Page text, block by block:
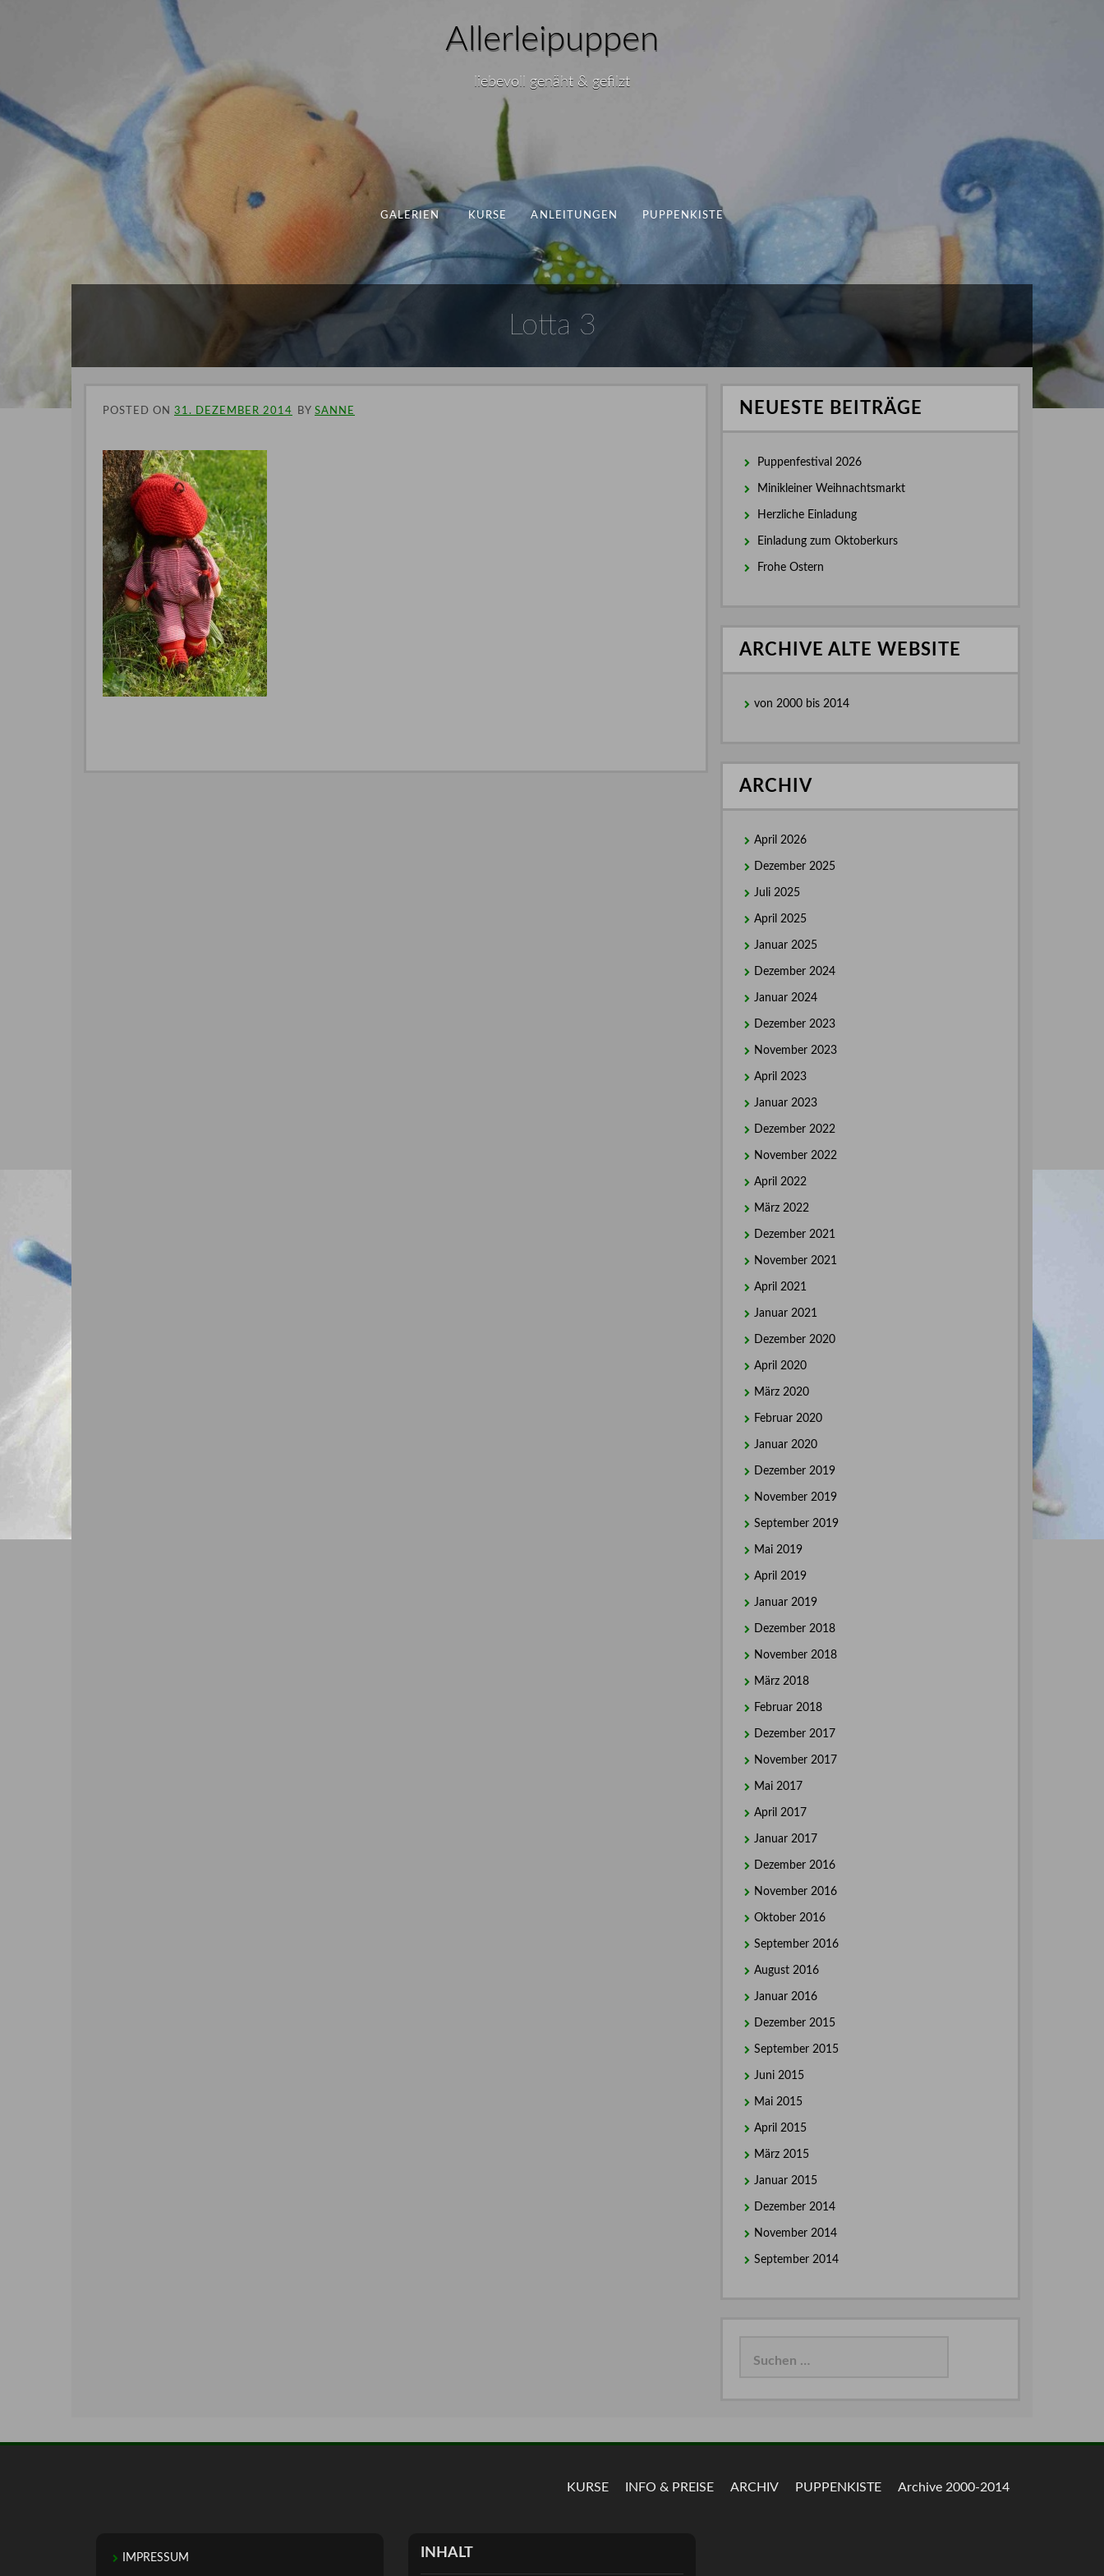
Allerleipuppen
liebevoll genäht & gefilzt
GALERIEN KURSE ANLEITUNGEN PUPPENKISTE
Lotta 3
POSTED ON 31. DEZEMBER 2014 BY SANNE NEUESTE BEITRÄGE
Puppenfestival 2026
Minikleiner Weihnachtsmarkt
Herzliche Einladung
Einladung zum Oktoberkurs
Frohe Ostern
ARCHIVE ALTE WEBSITE
von 2000 bis 2014
ARCHIV
April 2026
Dezember 2025
Juli 2025
April 2025
Januar 2025
Dezember 2024
Januar 2024
Dezember 2023
November 2023
April 2023
Januar 2023
Dezember 2022
November 2022
April 2022
März 2022
Dezember 2021
November 2021
April 2021
Januar 2021
Dezember 2020
April 2020
März 2020
Februar 2020
Januar 2020
Dezember 2019
November 2019
September 2019
Mai 2019
April 2019
Januar 2019
Dezember 2018
November 2018
März 2018
Februar 2018
Dezember 2017
November 2017
Mai 2017
April 2017
Januar 2017
Dezember 2016
November 2016
Oktober 2016
September 2016
August 2016
Januar 2016
Dezember 2015
September 2015
Juni 2015
Mai 2015
April 2015
März 2015
Januar 2015
Dezember 2014
November 2014
September 2014
KURSE INFO & PREISE ARCHIV PUPPENKISTE Archive 2000-2014
IMPRESSUM INHALT